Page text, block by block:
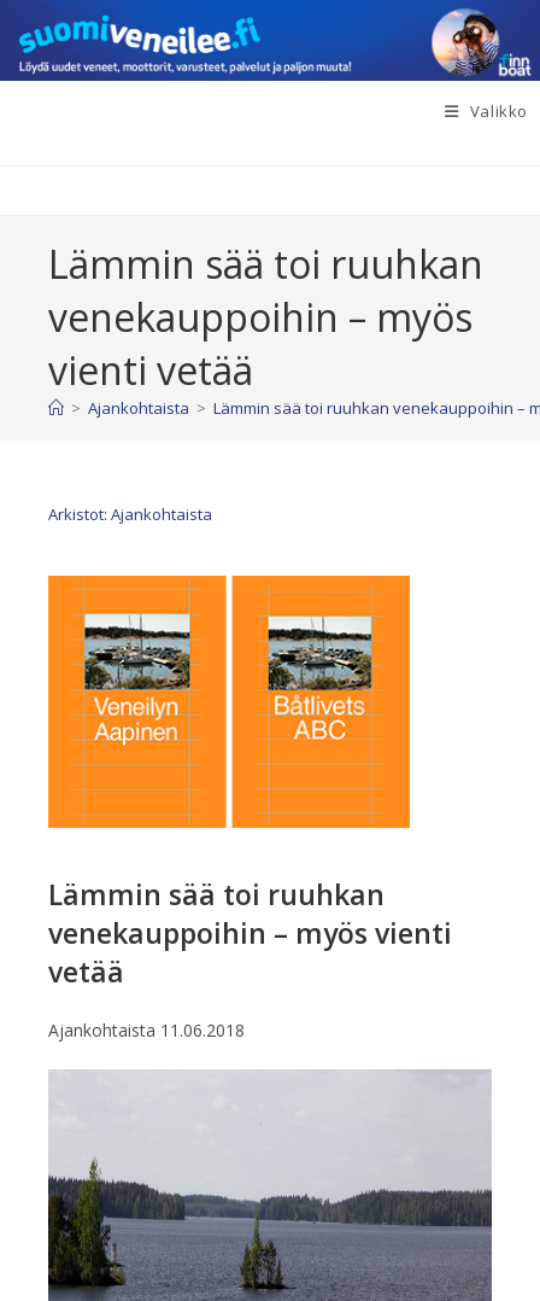
suoraan
sisältöön
Valikko
Lämmin sää toi ruuhkan
venekauppoihin – myös
vienti vetää
> Ajankohtaista > Lämmin sää toi ruuhkan venekauppoihin –
Arkistot: Ajankohtaista
Lämmin sää toi ruuhkan
venekauppoihin – myös vienti
vetää
Ajankohtaista 11.06.2018